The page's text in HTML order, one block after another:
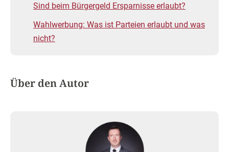
Sind beim Bürgergeld Ersparnisse erlaubt?
Wahlwerbung: Was ist Parteien erlaubt und was
nicht?
Über den Autor